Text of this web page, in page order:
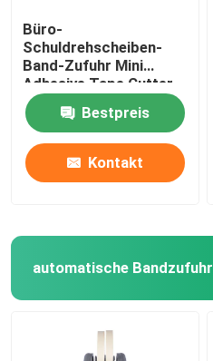
Büro-
Schuldrehscheiben-
Band-Zufuhr Mini
Adhesive Tape Cutter
Bestpreis
Kontakt
automatische Bandzufuhr